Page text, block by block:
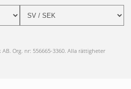
Org. nr: 556665-3360. Alla rättigheter